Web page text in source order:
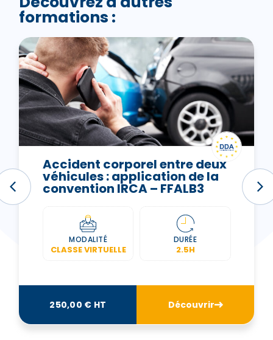
formations :
Accident corporel entre deux
véhicules : application de la
convention IRCA – FFALB3
MODALITÉ
CLASSE VIRTUELLE
DURÉE
2.5H
250,00 € HT Découvrir